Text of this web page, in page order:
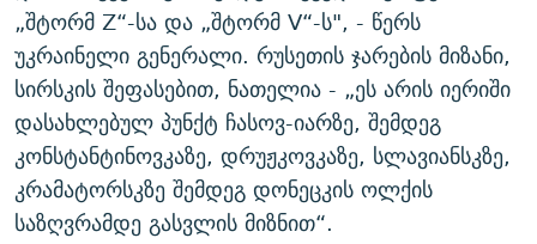
„შტორმ Z“-სა და „შტორმ V“-ს", - წერს
უკრაინელი გენერალი. რუსეთის ჯარების მიზანი,
სირსკის შეფასებით, ნათელია - „ეს არის იერიში
დასახლებულ პუნქტ ჩასოვ-იარზე, შემდეგ
კონსტანტინოვკაზე, დრუჟკოვკაზე, სლავიანსკზე,
კრამატორსკზე შემდეგ დონეცკის ოლქის
საზღვრამდე გასვლის მიზნით“.